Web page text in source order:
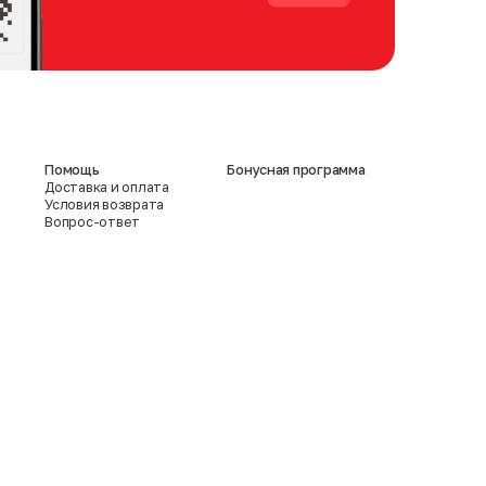
Помощь
Доставка и оплата
Условия возврата
Вопрос-ответ
Бонусная программа